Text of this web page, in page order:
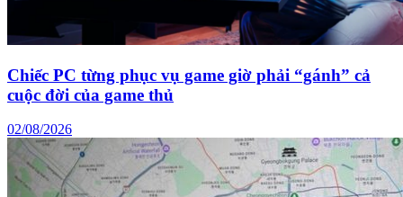
Chiếc PC từng phục vụ game giờ phải “gánh” cả
cuộc đời của game thủ
02/08/2026